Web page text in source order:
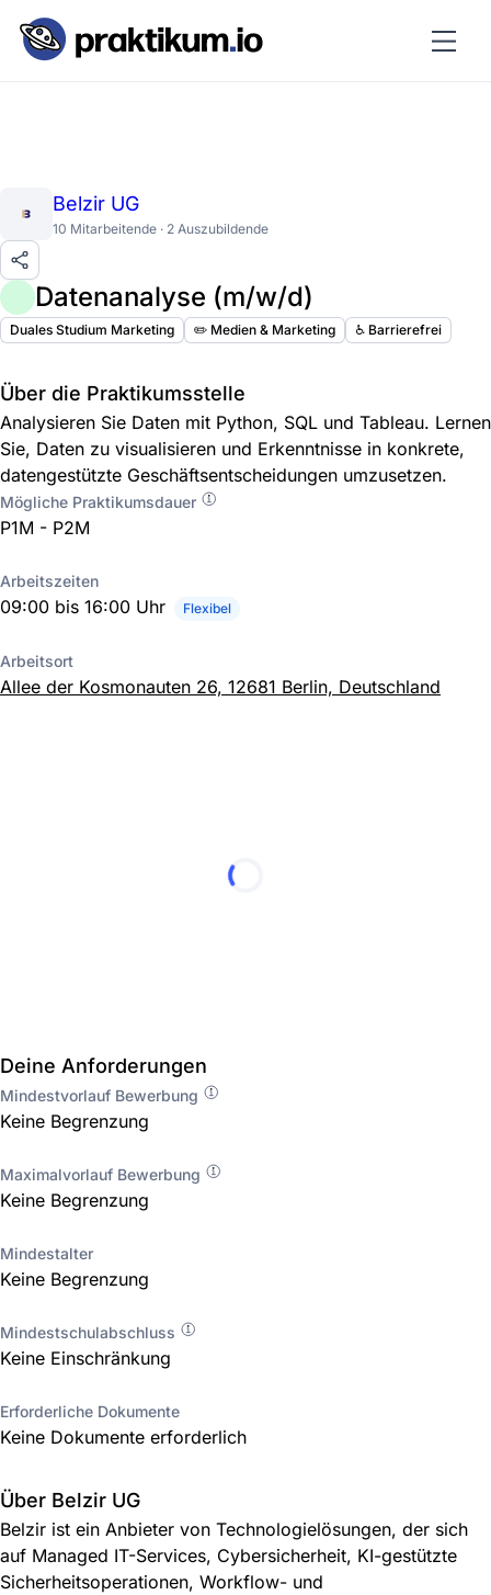
Belzir UG
10 Mitarbeitende · 2 Auszubildende
Datenanalyse (m/w/d)
Duales Studium Marketing ✏️ Medien & Marketing ♿️ Barrierefrei
Über die Praktikumsstelle
Analysieren Sie Daten mit Python, SQL und Tableau. Lernen
Sie, Daten zu visualisieren und Erkenntnisse in konkrete,
datengestützte Geschäftsentscheidungen umzusetzen.
Mögliche Praktikumsdauer
P1M - P2M
Arbeitszeiten
09:00 bis 16:00 Uhr Flexibel
Arbeitsort
Allee der Kosmonauten 26, 12681 Berlin, Deutschland
Deine Anforderungen
Mindestvorlauf Bewerbung
Keine Begrenzung
Maximalvorlauf Bewerbung
Keine Begrenzung
Mindestalter
Keine Begrenzung
Mindestschulabschluss
Keine Einschränkung
Erforderliche Dokumente
Keine Dokumente erforderlich
Über Belzir UG
Belzir ist ein Anbieter von Technologielösungen, der sich
auf Managed IT-Services, Cybersicherheit, KI-gestützte
Sicherheitsoperationen, Workflow- und